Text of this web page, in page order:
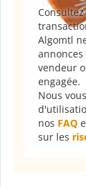
Algomtl
vendeur
engagée.
Nous
nos FAQ
sur les